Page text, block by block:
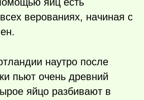
яиц есть
верованиях, начиная с
наутро после
пьют очень древний
яйцо разбивают в